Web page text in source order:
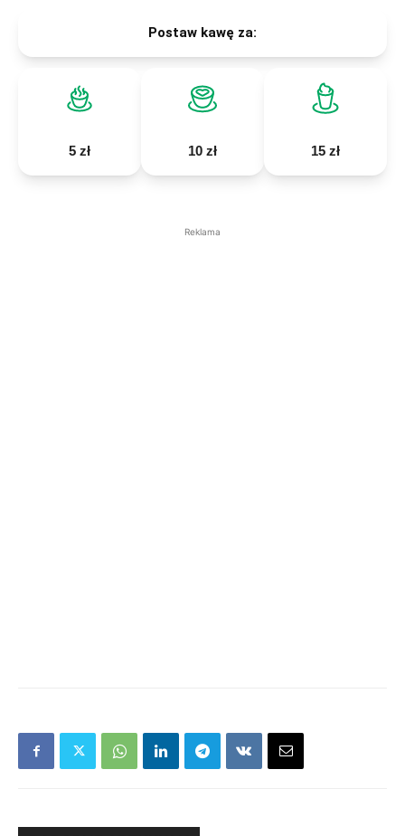
Postaw kawę za:
5 zł 10 zł 15 zł
Reklama